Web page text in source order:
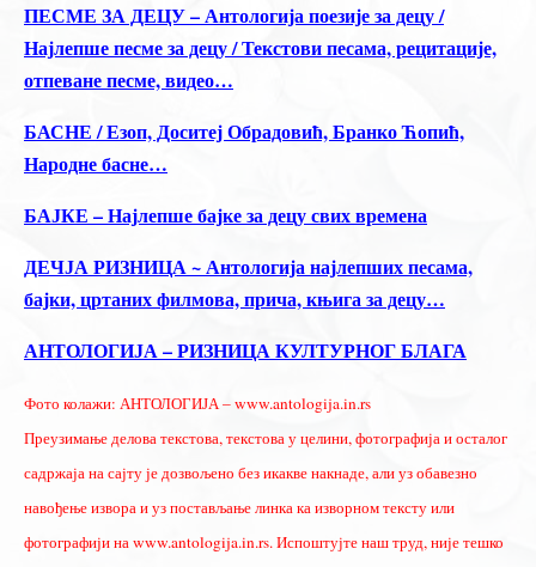
ПЕСМЕ ЗА ДЕЦУ – Антологија поезије за децу /
Најлепше песме за децу / Текстови песама, рецитације,
отпеване песме, видео…
БАСНЕ / Езоп, Доситеј Обрадовић, Бранко Ћопић,
Народне басне…
БАЈКЕ – Најлепше бајке за децу свих времена
ДЕЧЈА РИЗНИЦА ~ Антологија најлепших песама,
бајки, цртаних филмова, прича, књига за децу…
АНТОЛОГИЈА – РИЗНИЦА КУЛТУРНОГ БЛАГА
Фото колажи: АНТОЛОГИЈА – www.antologija.in.rs
Преузимање делова текстова, текстова у целини, фотографија и осталог
садржаја на сајту је дозвољено без икакве накнаде, али уз обавезно
навођење извора и уз постављање линка ка изворном тексту или
фотографији на www.antologija.in.rs. Испоштујте наш труд, није тешко